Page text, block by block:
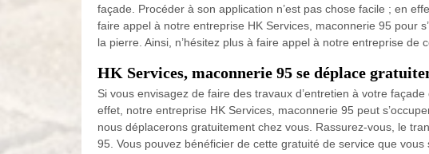
façade. Procéder à son application n’est pas chose facile ; en
faire appel à notre entreprise HK Services, maconnerie 95 pour
la pierre. Ainsi, n’hésitez plus à faire appel à notre entreprise de
HK Services, maconnerie 95 se déplace
Si vous envisagez de faire des travaux d’entretien à votre
effet, notre entreprise HK Services, maconnerie 95 peut
nous déplacerons gratuitement chez vous. Rassurez-vous, le
95. Vous pouvez bénéficier de cette gratuité de service que